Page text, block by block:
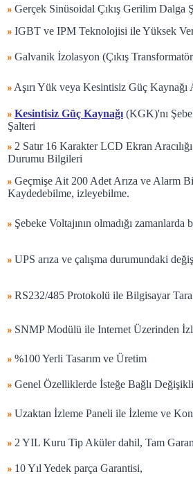
Gerçek Sinüsoidal Çıkış Gerilim Dalga
IGBT ve IPM Teknolojisi ile Yüksek
Galvanik İzolasyon (Çıkış
Aşırı Yük veya Kesintisiz Güç
Kesintisiz Güç Kaynağı (KGK)'nı
Şalteri
2 Satır 16 Karakter LCD Ekran
Durumu Bilgileri
Geçmişe Ait 200 Adet Arıza ve Alarm
Kaydedebilme, izleyebilme.
Şebeke Voltajının olmadığı
UPS arıza ve çalışma durumundaki
RS232/485 Protokolü ile Bilgisayar
SNMP Modülü ile Internet Üzerinden
%100 Yerli Tasarım ve Üretim
Genel Özelliklerde İsteğe Bağlı
Uzaktan İzleme Paneli ile İzleme ve
2 YIL Kuru Tip Aküler dahil, Tam
10 Yıl Yedek parça Garantisi,